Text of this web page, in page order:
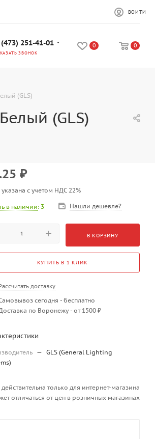
ВОЙТИ
(473) 251-41-01
ЗВОНОК
0 0
(GLS)
(GLS)
₽
с учетом НДС 22%
в наличии: 3 Нашли дешевле?
В КОРЗИНУ
КУПИТЬ В 1 КЛИК
доставку
сегодня - бесплатно
по Воронежу - от 1500 ₽
— GLS (General Lighting
только для интернет-магазина
отличаться от цен в розничных магазинах